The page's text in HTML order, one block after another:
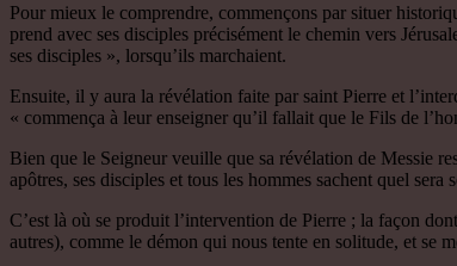
Pour mieux le comprendre, commençons par situer
prend avec ses disciples précisément le chemin vers
ses disciples », lorsqu’ils marchaient.
Ensuite, il y aura la révélation faite par saint Pierre et
« commença à leur enseigner qu’il fallait que le Fils de
Bien que le Seigneur veuille que sa révélation de Messie
apôtres, ses disciples et tous les hommes sachent quel sera
C’est là où se produit l’intervention de Pierre ; la façon
autres), comme le démon qui nous tente en solitude, et se